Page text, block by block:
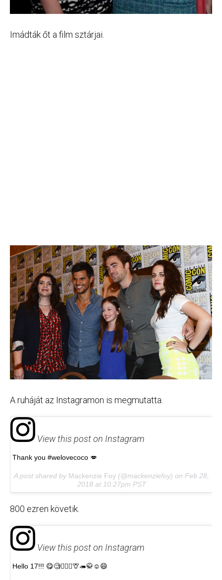
Imádták őt a film sztárjai.
A ruháját az Instagramon is megmutatta.
View this post on Instagram
Thank you #welovecoco 💋
A post shared by Mackenzie Foy (@mackenziefoy) on Feb 28,
2018 at 10:27pm PST
800 ezren követik.
View this post on Instagram
Hello 17!!! 😋🧐🧚🏻‍♂️🦒🦔🥋☺️😄